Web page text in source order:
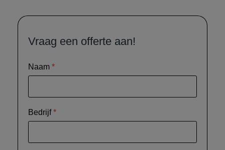
Vraag een offerte aan!
Naam *
Bedrijf*